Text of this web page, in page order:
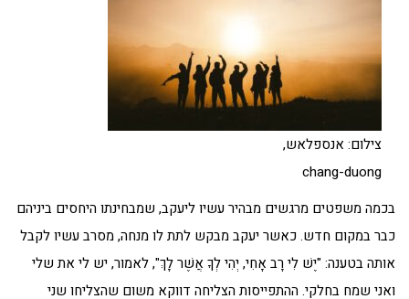
צילום: אנספלאש,
chang-duong
בכמה משפטים מרגשים מבהיר עשיו ליעקב, שמבחינתו היחסים ביניהם
כבר במקום חדש. כאשר יעקב מבקש לתת לו מנחה, מסרב עשיו לקבל
אותה בטענה: "יֶשׁ לִי רָב אָחִי, יְהִי לְךָ אֲשֶׁר לָךְ", לאמור, יש לי את שלי
ואני שמח בחלקי. ההתפייסות הצליחה דווקא משום שהצליחו שני